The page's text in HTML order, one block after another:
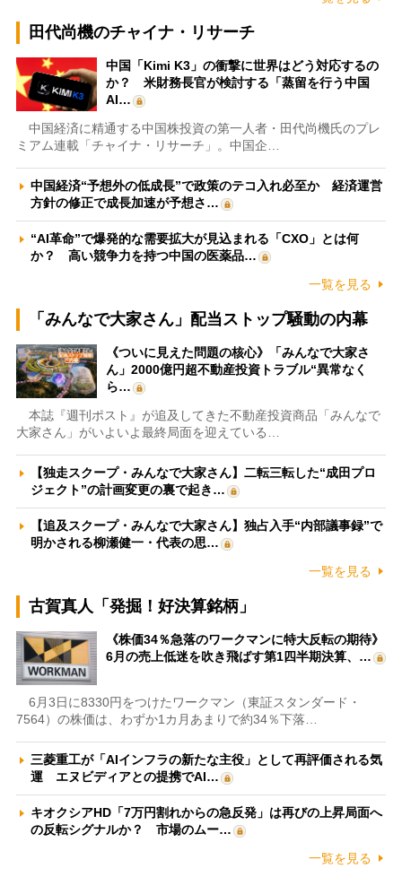
田代尚機のチャイナ・リサーチ
中国「Kimi K3」の衝撃に世界はどう対応するの
か？ 米財務長官が検討する「蒸留を行う中国
AI…
中国経済に精通する中国株投資の第一人者・田代尚機氏のプレ
ミアム連載「チャイナ・リサーチ」。中国企…
中国経済“予想外の低成長”で政策のテコ入れ必至か 経済運営
方針の修正で成長加速が予想さ…
“AI革命”で爆発的な需要拡大が見込まれる「CXO」とは何
か？ 高い競争力を持つ中国の医薬品…
一覧を見る
「みんなで大家さん」配当ストップ騒動の内幕
《ついに見えた問題の核心》「みんなで大家さ
ん」2000億円超不動産投資トラブル“異常なく
ら…
本誌『週刊ポスト』が追及してきた不動産投資商品「みんなで
大家さん」がいよいよ最終局面を迎えている…
【独走スクープ・みんなで大家さん】二転三転した“成田プロ
ジェクト”の計画変更の裏で起き…
【追及スクープ・みんなで大家さん】独占入手“内部議事録”で
明かされる柳瀬健一・代表の思…
一覧を見る
古賀真人「発掘！好決算銘柄」
《株価34％急落のワークマンに特大反転の期待》
6月の売上低迷を吹き飛ばす第1四半期決算、…
6月3日に8330円をつけたワークマン（東証スタンダード・
7564）の株価は、わずか1カ月あまりで約34％下落…
三菱重工が「AIインフラの新たな主役」として再評価される気
運 エヌビディアとの提携でAI…
キオクシアHD「7万円割れからの急反発」は再びの上昇局面へ
の反転シグナルか？ 市場のムー…
一覧を見る